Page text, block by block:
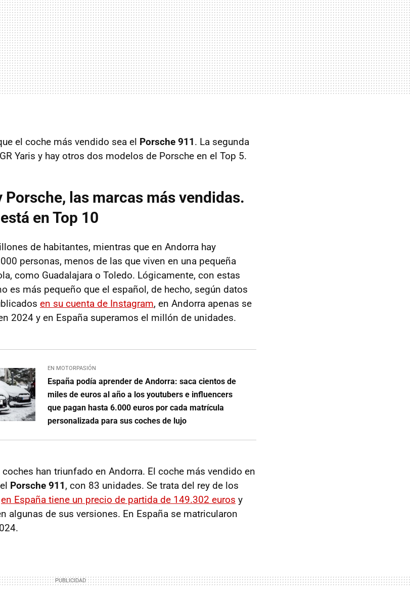
el coche más vendido sea el Porsche 911. La segunda
Yaris y hay otros dos modelos de Porsche en el Top 5.
Porsche, las marcas más vendidas.
en Top 10
de habitantes, mientras que en Andorra hay
personas, menos de las que viven en una pequeña
como Guadalajara o Toledo. Lógicamente, con estas
es más pequeño que el español, de hecho, según datos
en su cuenta de Instagram, en Andorra apenas se
2024 y en España superamos el millón de unidades.
EN MOTORPASIÓN
España podía aprender de Andorra: saca cientos de
miles de euros al año a los youtubers e influencers
que pagan hasta 6.000 euros por cada matrícula
personalizada para sus coches de lujo
han triunfado en Andorra. El coche más vendido en
Porsche 911, con 83 unidades. Se trata del rey de los
en España tiene un precio de partida de 149.302 euros y
algunas de sus versiones. En España se matricularon